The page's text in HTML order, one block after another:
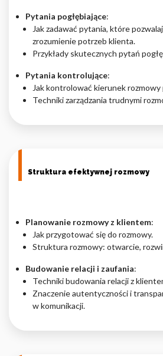
Pytania pogłębiające:
Jak zadawać pytania, które
zrozumienie potrzeb klienta.
Przykłady skutecznych pytań
Pytania kontrolujące:
Jak kontrolować kierunek
Techniki zarządzania trudnymi
Struktura efektywnej rozmowy
Planowanie rozmowy z klientem:
Jak przygotować się do rozmowy.
Struktura rozmowy: otwarcie,
Budowanie relacji i zaufania:
Techniki budowania relacji z
Znaczenie autentyczności i
w komunikacji.